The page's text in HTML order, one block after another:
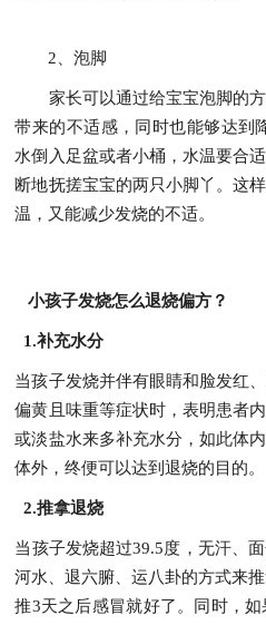
2、泡脚
家长可以通过给宝宝泡脚的方
带来的不适感，同时也能够达到
水倒入足盆或者小桶，水温要合
断地抚搓宝宝的两只小脚丫。这
温，又能减少发烧的不适。
小孩子发烧怎么退烧偏方？
1.补充水分
当孩子发烧并伴有眼睛和脸发红
偏黄且味重等症状时，表明患者
或淡盐水来多补充水分，如此体
体外，终便可以达到退烧的目的。
2.推拿退烧
当孩子发烧超过39.5度，无汗、
河水、退六腑、运八卦的方式来
推3天之后感冒就好了。同时，